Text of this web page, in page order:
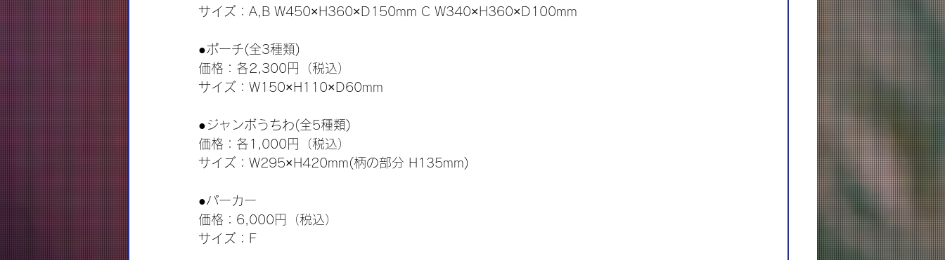
サイズ：A,B W450×H360×D150mm C W340×H360×D100mm
●ポーチ(全3種類)
価格：各2,300円（税込）
サイズ：W150×H110×D60mm
●ジャンボうちわ(全5種類)
価格：各1,000円（税込）
サイズ：W295×H420mm(柄の部分 H135mm)
●パーカー
価格：6,000円（税込）
サイズ：F